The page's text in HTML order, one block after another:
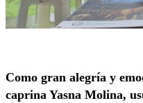
Como gran alegría y
caprina Yasna Molina,